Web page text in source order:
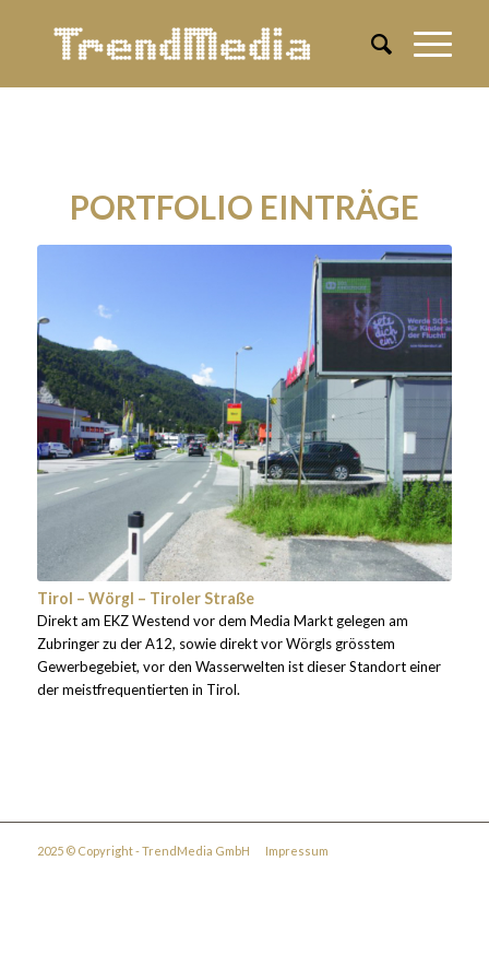
PORTFOLIO EINTRÄGE
Tirol – Wörgl – Tiroler Straße
Direkt am EKZ Westend vor dem Media Markt gelegen am
Zubringer zu der A12, sowie direkt vor Wörgls grösstem
Gewerbegebiet, vor den Wasserwelten ist dieser Standort einer
der meistfrequentierten in Tirol.
2025 © Copyright - TrendMedia GmbH Impressum